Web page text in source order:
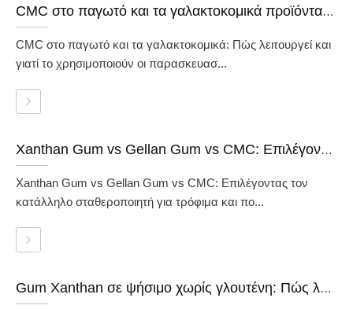
CMC στο παγωτό και τα γαλακτοκομικά προϊόντα: Πώς λειτουργεί και γιατί το χρησιμοποιούν οι παρασκευαστές
CMC στο παγωτό και τα γαλακτοκομικά: Πώς λειτουργεί και
γιατί το χρησιμοποιούν οι παρασκευασ...
Xanthan Gum vs Gellan Gum vs CMC: Επιλέγοντας τον σωστό σταθεροποιητή για τρόφιμα και ποτά
Xanthan Gum vs Gellan Gum vs CMC: Επιλέγοντας τον
κατάλληλο σταθεροποιητή για τρόφιμα και πο...
Gum Xanthan σε ψήσιμο χωρίς γλουτένη: Πώς λειτουργεί και πώς να το χρησιμοποιήσετε